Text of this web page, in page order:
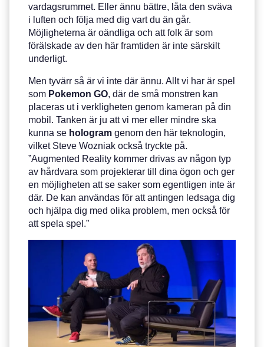
vardagsrummet. Eller ännu bättre, låta den sväva
i luften och följa med dig vart du än går.
Möjligheterna är oändliga och att folk är som
förälskade av den här framtiden är inte särskilt
underligt.
Men tyvärr så är vi inte där ännu. Allt vi har är spel
som Pokemon GO, där de små monstren kan
placeras ut i verkligheten genom kameran på din
mobil. Tanken är ju att vi mer eller mindre ska
kunna se hologram genom den här teknologin,
vilket Steve Wozniak också tryckte på.
”Augmented Reality kommer drivas av någon typ
av hårdvara som projekterar till dina ögon och ger
en möjligheten att se saker som egentligen inte är
där. De kan användas för att antingen ledsaga dig
och hjälpa dig med olika problem, men också för
att spela spel.”